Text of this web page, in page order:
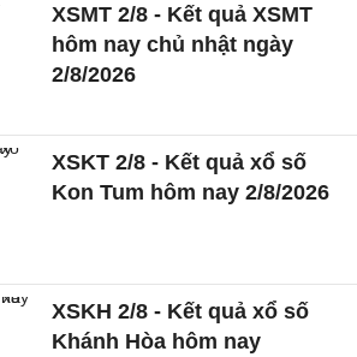
XSMT 2/8 - Kết quả XSMT
hôm nay chủ nhật ngày
2/8/2026
XSKT 2/8 - Kết quả xổ số
Kon Tum hôm nay 2/8/2026
XSKH 2/8 - Kết quả xổ số
Khánh Hòa hôm nay